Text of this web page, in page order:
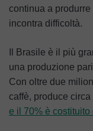
continua a
incontra difficoltà.
Il Brasile è il più
una produzione
Con oltre due
caffè, produce
e il 70% è costituito